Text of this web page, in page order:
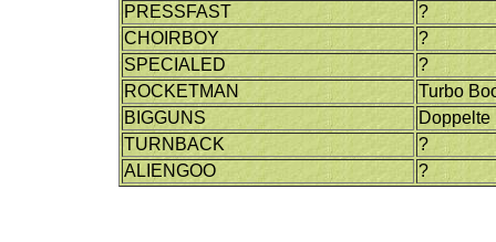
PRESSFAST
?
CHOIRBOY
?
SPECIALED
?
ROCKETMAN
Turbo
BIGGUNS
Doppelte
TURNBACK
?
ALIENGOO
?